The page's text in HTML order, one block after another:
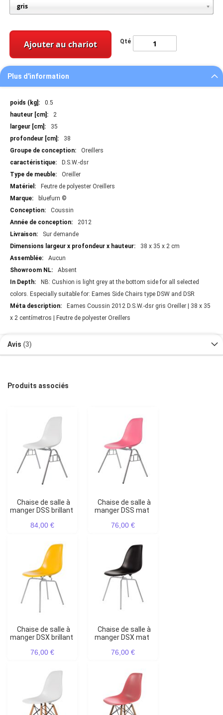
Qté
Ajouter au chariot
Plus d'information
Plus
d'information
0.5
2
35
38
Oreillers
D.S.W.-dsr
Oreiller
Feutre de polyester Oreillers
bluefurn ©
Coussin
2012
Sur demande
38 x 35 x 2 cm
Aucun
Absent
NB: Cushion is light grey at the bottom side for all selected
colors. Especially suitable for: Eames Side Chairs type DSW and DSR
Eames Coussin 2012 D.S.W.-dsr gris Oreiller | 38 x 35
x 2 centímetros | Feutre de polyester Oreillers
Avis 3
Produits associés
Chaise de salle à
manger DSS brillant
84,00 €
Chaise de salle à
manger DSS mat
76,00 €
Chaise de salle à
manger DSX brillant
76,00 €
Chaise de salle à
manger DSX mat
76,00 €